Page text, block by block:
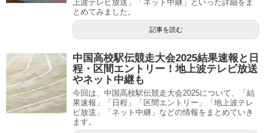
上波テレビ放送」「ネット中継」といった詳細をま
とめてみました。
記事を読む
中国高校駅伝競走大会2025結果速報と日
程・区間エントリー！地上波テレビ放送
やネット中継も
今回は、中国高校駅伝競走大会2025について、「結
果速報」「日程」「区間エントリー」「地上波テレ
ビ放送」「ネット中継」などの情報をまとめていき
ます。